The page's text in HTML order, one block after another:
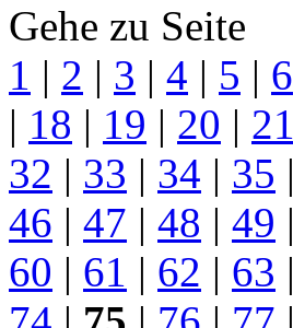
Gehe zu Seite
1 | 2 | 3 | 4 | 5 | 6
| 18 | 19 | 20 | 21
32 | 33 | 34 | 35 |
46 | 47 | 48 | 49 |
60 | 61 | 62 | 63 |